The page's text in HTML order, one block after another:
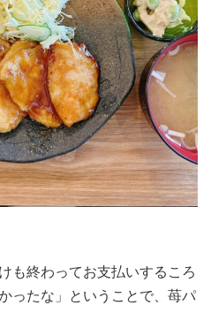
も終わってお支払いするころ
ったな」ということで、苺パ